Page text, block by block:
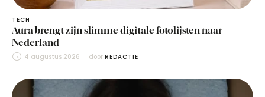
TECH
Aura brengt zijn slimme digitale fotolijsten naar
Nederland
4 augustus 2026 door REDACTIE